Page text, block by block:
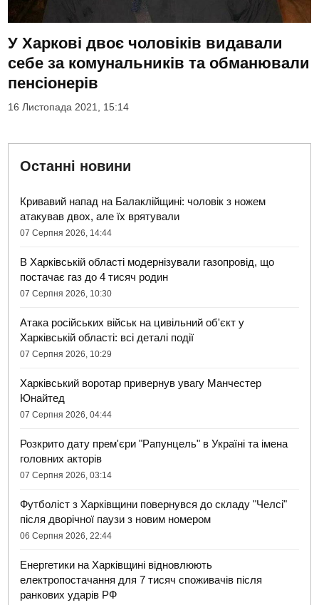
У Харкові двоє чоловіків видавали
себе за комунальників та обманювали
пенсіонерів
16 Листопада 2021, 15:14
Останні новини
Кривавий напад на Балаклійщині: чоловік з ножем
атакував двох, але їх врятували
07 Серпня 2026, 14:44
В Харківській області модернізували газопровід, що
постачає газ до 4 тисяч родин
07 Серпня 2026, 10:30
Атака російських військ на цивільний об'єкт у
Харківській області: всі деталі події
07 Серпня 2026, 10:29
Харківський воротар привернув увагу Манчестер
Юнайтед
07 Серпня 2026, 04:44
Розкрито дату прем'єри "Рапунцель" в Україні та імена
головних акторів
07 Серпня 2026, 03:14
Футболіст з Харківщини повернувся до складу "Челсі"
після дворічної паузи з новим номером
06 Серпня 2026, 22:44
Енергетики на Харківщині відновлюють
електропостачання для 7 тисяч споживачів після
ранкових ударів РФ